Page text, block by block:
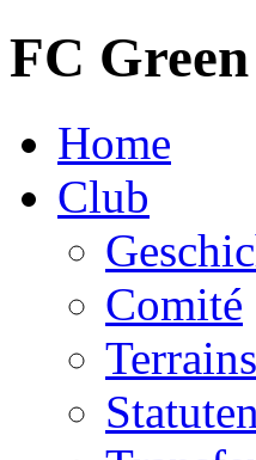
FC
Home
Club
Comité
Terrains
Statuten